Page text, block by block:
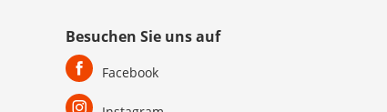
Besuchen Sie uns auf
Facebook